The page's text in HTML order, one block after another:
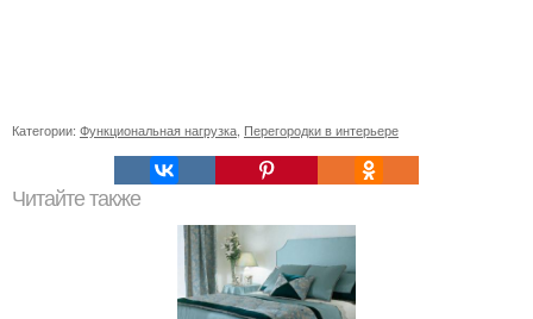
Категории: Функциональная нагрузка Перегородки в интерьере
Читайте также